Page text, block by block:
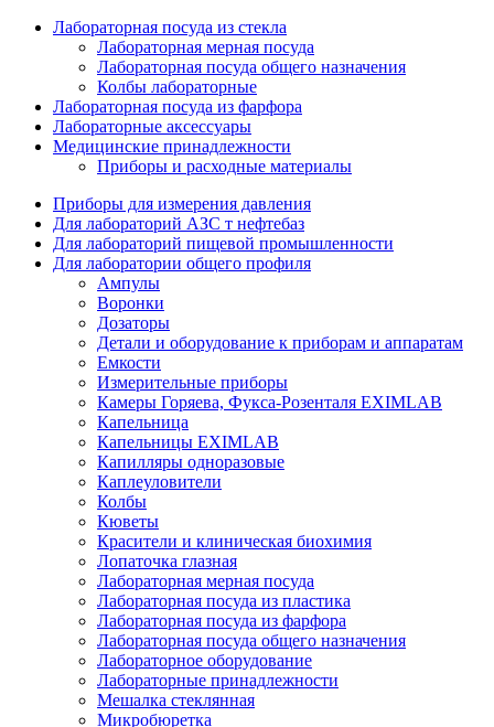
Лабораторная посуда из стекла
Лабораторная мерная посуда
Лабораторная посуда общего назначения
Колбы лабораторные
Лабораторная посуда из фарфора
Лабораторные аксессуары
Медицинские принадлежности
Приборы и расходные материалы
Приборы для измерения давления
Для лабораторий АЗС т нефтебаз
Для лабораторий пищевой промышленности
Для лаборатории общего профиля
Ампулы
Воронки
Дозаторы
Детали и оборудование к приборам и аппаратам
Емкости
Измерительные приборы
Камеры Горяева, Фукса-Розенталя EXIMLAB
Капельница
Капельницы EXIMLAB
Капилляры одноразовые
Каплеуловители
Колбы
Кюветы
Красители и клиническая биохимия
Лопаточка глазная
Лабораторная мерная посуда
Лабораторная посуда из пластика
Лабораторная посуда из фарфора
Лабораторная посуда общего назначения
Лабораторное оборудование
Лабораторные принадлежности
Мешалка стеклянная
Микробюретка